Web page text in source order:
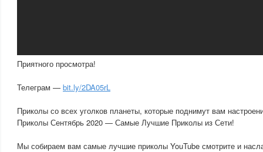
Приятного просмотра!
Телеграм — bit.ly/2DA05rL
Приколы со всех уголков планеты, которые поднимут вам
Приколы Сентябрь 2020 — Самые Лучшие Приколы из Сети!
Мы собираем вам самые лучшие приколы YouTube смотрите и